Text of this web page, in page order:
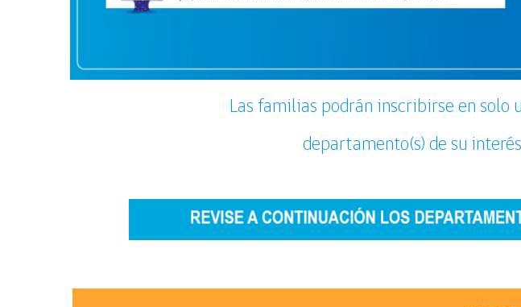
Las familias podrán inscribirse en solo
departamento(s) de su